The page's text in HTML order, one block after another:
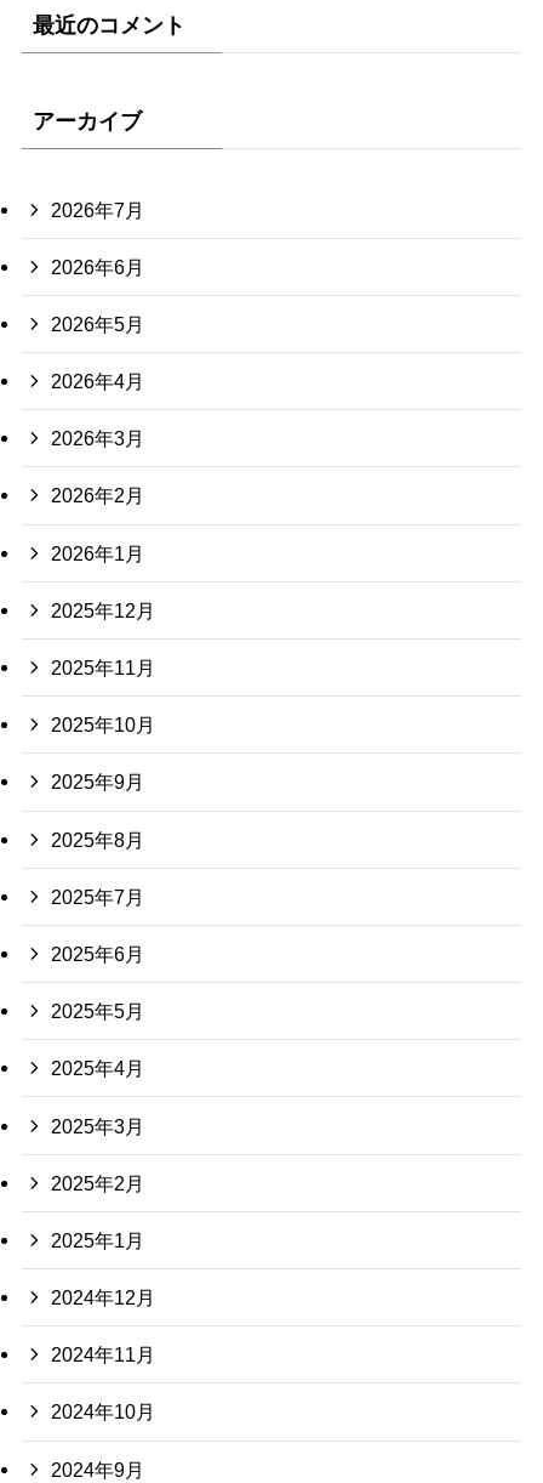
最近のコメント
アーカイブ
2026年7月
2026年6月
2026年5月
2026年4月
2026年3月
2026年2月
2026年1月
2025年12月
2025年11月
2025年10月
2025年9月
2025年8月
2025年7月
2025年6月
2025年5月
2025年4月
2025年3月
2025年2月
2025年1月
2024年12月
2024年11月
2024年10月
2024年9月